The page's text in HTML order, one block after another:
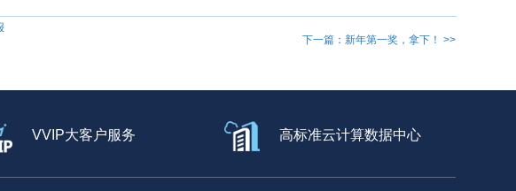
下一篇：新年第一奖，拿下！ >>
VVIP大客户服务 高标准云计算数据中心